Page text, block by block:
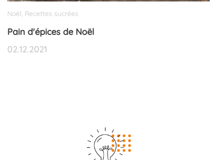
Noël Recettes sucrées
Pain d'épices de Noël
02.12.2021